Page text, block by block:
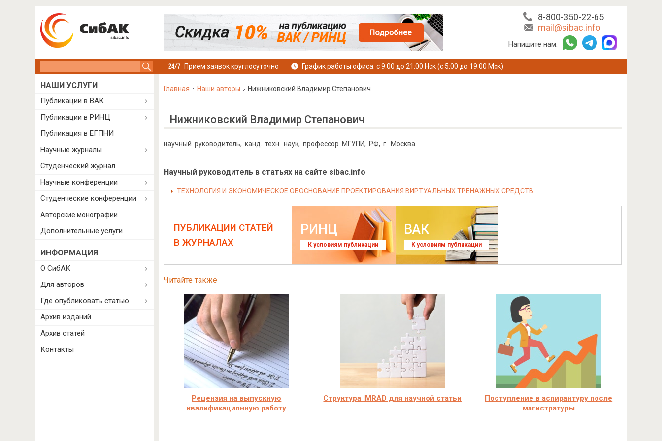
8-800-350-22-65
mail@sibac.info
Напишите нам:
Прием заявок круглосуточно График работы офиса: с 9:00 до 21:00 Нск (с 5:00 до 19:00 Мск)
Главная Наши авторы Нижниковский Владимир Степанович
Нижниковский Владимир Степанович
научный руководитель, канд. техн. наук, профессор МГУПИ, РФ, г. Москва
Научный руководитель в статьях на сайте sibac.info
ТЕХНОЛОГИЯ И ЭКОНОМИЧЕСКОЕ ОБОСНОВАНИЕ ПРОЕКТИРОВАНИЯ ВИРТУАЛЬНЫХ ТРЕНАЖНЫХ СРЕДСТВ
ПУБЛИКАЦИИ СТАТЕЙ
В ЖУРНАЛАХ
РИНЦ
К условиям публикации
ВАК
К условиям публикации
Читайте также
Рецензия на выпускную
квалификационную работу
Структура IMRAD для научной статьи
Поступление в аспирантуру после
магистратуры
НАШИ УСЛУГИ
Публикации в ВАК
Публикации в РИНЦ
Публикация в ЕГПНИ
Научные журналы
Студенческий журнал
Научные конференции
Студенческие конференции
Авторские монографии
Дополнительные услуги
ИНФОРМАЦИЯ
О СибАК
Для авторов
Где опубликовать статью
Архив изданий
Архив статей
Контакты